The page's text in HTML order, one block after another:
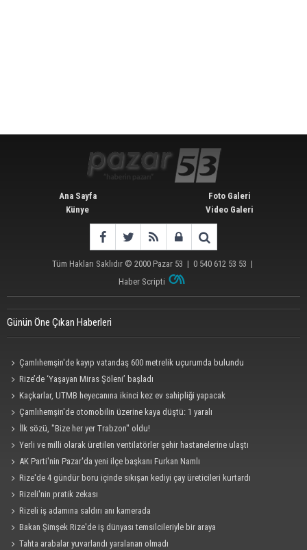
Ana Sayfa
Künye
Foto Galeri
Video Galeri
Tüm Hakları Saklıdır © 2000 Pazar 53 | 0 540 612 53 53 |
Haber Scripti
Günün Öne Çıkan Haberleri
Çamlıhemşin'de kayıp vatandaş 600 metrelik uçurumda bulundu
Rize’de ‘Yaşayan Miras Şöleni’ başladı
Kaçkarlar, UTMB heyecanına ikinci kez ev sahipliği yapacak
Çamlıhemşin'de otomobilin üzerine kaya düştü: 1 yaralı
İlk sözü, "Bize her yer Trabzon" oldu!
Yerli ve milli olarak üretilen ventilatörler şehir hastanelerine ulaştı
AK Parti'nin Pazar'da yeni ilçe başkanı Furkan Namlı
Rize'de 4 gündür boru içinde sıkışan kediyi çay üreticileri kurtardı
Rizeli'nin pratik zekası
Rizeli iş adamına saldırı anı kamerada
Bakan Şimşek Rize'de iş dünyası temsilcileriyle bir araya
Tahta arabalar yuvarlandı yaralanan olmadı